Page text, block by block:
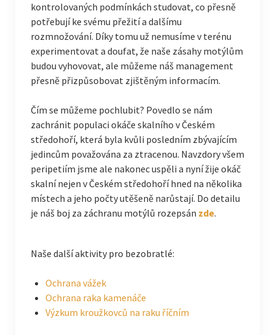
kontrolovaných podmínkách studovat, co přesně
potřebují ke svému přežití a dalšímu
rozmnožování. Díky tomu už nemusíme v terénu
experimentovat a doufat, že naše zásahy motýlům
budou vyhovovat, ale můžeme náš management
přesně přizpůsobovat zjištěným informacím.
Čím se můžeme pochlubit? Povedlo se nám
zachránit populaci okáče skalního v Českém
středohoří, která byla kvůli posledním zbývajícím
jedincům považována za ztracenou. Navzdory všem
peripetiím jsme ale nakonec uspěli a nyní žije okáč
skalní nejen v Českém středohoří hned na několika
místech a jeho počty utěšeně narůstají. Do detailu
je náš boj za záchranu motýlů rozepsán zde.
Naše další aktivity pro bezobratlé:
Ochrana vážek
Ochrana raka kamenáče
Výzkum kroužkovců na raku říčním